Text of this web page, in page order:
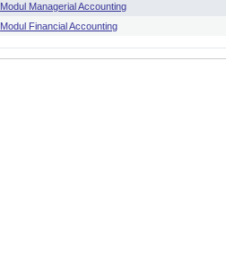
Modul Managerial Accounting
Modul Financial Accounting